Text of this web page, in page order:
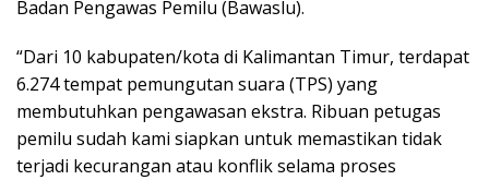
Badan Pengawas Pemilu (Bawaslu).
“Dari 10 kabupaten/kota di Kalimantan Timur, terdapat
6.274 tempat pemungutan suara (TPS) yang
membutuhkan pengawasan ekstra. Ribuan petugas
pemilu sudah kami siapkan untuk memastikan tidak
terjadi kecurangan atau konflik selama proses